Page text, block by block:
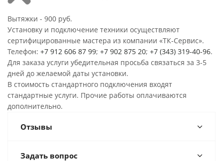
Вытяжки - 900 руб.
Установку и подключение техники осуществляют
сертифицированные мастера из компании «ТК-Сервис».
Телефон: +7 912 606 87 99; +7 902 875 20; +7 (343) 319-40-96.
Для заказа услуги убедительная просьба связаться за 3-5
дней до желаемой даты установки.
В стоимость стандартного подключения входят
стандартные услуги. Прочие работы оплачиваются
дополнительно.
Отзывы
Задать вопрос